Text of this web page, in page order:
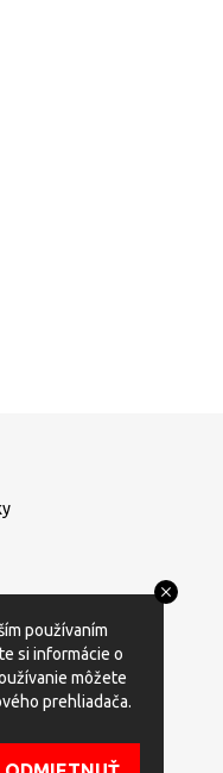
používaním
si informácie o
môžete
prehliadača.